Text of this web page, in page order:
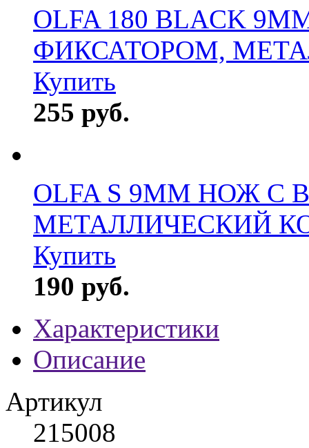
OLFA 180 BLACK
ФИКСАТОРОМ,
Купить
255 руб.
OLFA S 9MM НОЖ
МЕТАЛЛИЧЕСКИЙ
Купить
190 руб.
Характеристики
Описание
Артикул
215008